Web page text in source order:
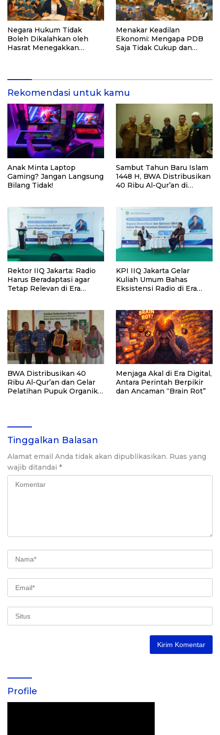
Negara Hukum Tidak
Boleh Dikalahkan oleh
Hasrat Menegakkan
Menakar Keadilan
Ekonomi: Mengapa PDB
Saja Tidak Cukup dan
Rekomendasi untuk kamu
Anak Minta Laptop
Gaming? Jangan Langsung
Bilang Tidak!
Sambut Tahun Baru Islam
1448 H, BWA Distribusikan
40 Ribu Al-Qur’an di
Rektor IIQ Jakarta: Radio
Harus Beradaptasi agar
Tetap Relevan di Era
KPI IIQ Jakarta Gelar
Kuliah Umum Bahas
Eksistensi Radio di Era
BWA Distribusikan 40
Ribu Al-Qur’an dan Gelar
Pelatihan Pupuk Organik
Menjaga Akal di Era Digital,
Antara Perintah Berpikir
dan Ancaman “Brain Rot”
Tinggalkan Balasan
Alamat email Anda tidak akan dipublikasikan. Ruas yang
wajib ditandai *
Profile